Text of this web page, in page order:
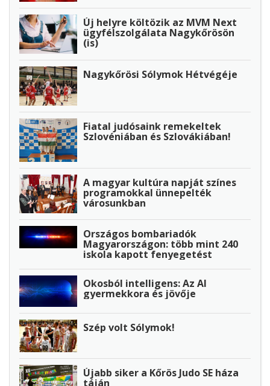
Új helyre költözik az MVM Next
ügyfélszolgálata Nagykőrösön
(is)
Nagykőrösi Sólymok Hétvégéje
Fiatal judósaink remekeltek
Szlovéniában és Szlovákiában!
A magyar kultúra napját színes
programokkal ünnepelték
városunkban
Országos bombariadók
Magyarországon: több mint 240
iskola kapott fenyegetést
Okosból intelligens: Az AI
gyermekkora és jövője
Szép volt Sólymok!
Újabb siker a Kőrös Judo SE háza
táján